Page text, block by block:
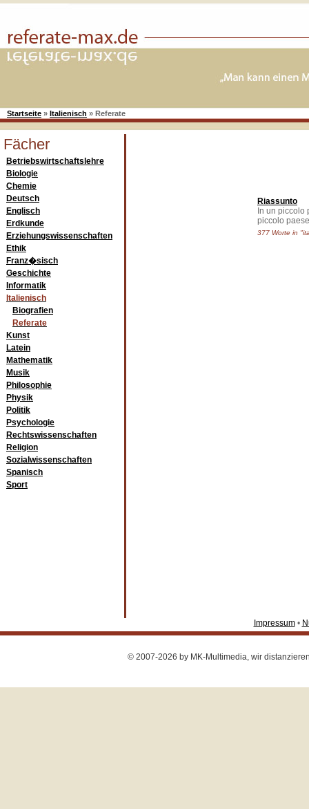
Startseite » Italienisch » Referate
Fächer
Betriebswirtschaftslehre
Biologie
Chemie
Deutsch
Englisch
Erdkunde
Erziehungswissenschaften
Ethik
Franz�sisch
Geschichte
Informatik
Italienisch
Biografien
Referate
Kunst
Latein
Mathematik
Musik
Philosophie
Physik
Politik
Psychologie
Rechtswissenschaften
Religion
Sozialwissenschaften
Spanisch
Sport
Riassunto
In un
piccolo
377 Worte in
Impressum•
© 2007-2026 by MK-Multimedia, wir